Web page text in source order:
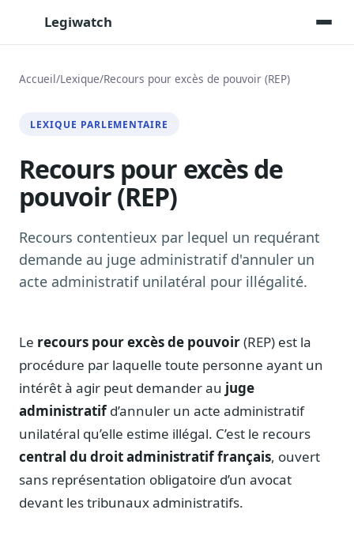
Legiwatch
Posez vos questions, réponses sourcées
Toutes les séances AN/Sénat transcrites
Synthèses IA
Veille des matinales radio
9 interviews politiques, analysées avant 10 h
Exports & livrables
Notes, briefings, tableaux de bord
Fiches parlementaires
Parcours, mandats, prises de position
Registre HATVP
Cartographier l'influence sur un dossier
Accueil/Lexique/Recours pour excès de pouvoir (REP)
LEXIQUE PARLEMENTAIRE
Recours pour excès de
pouvoir (REP)
Recours contentieux par lequel un requérant
demande au juge administratif d'annuler un
acte administratif unilatéral pour illégalité.
Le recours pour excès de pouvoir(REP) est la
procédure par laquelle toute personne ayant un
intérêt à agir peut demander au juge
administratifd’annuler un acte administratif
unilatéral qu’elle estime illégal. C’est le recours
central du droit administratif français, ouvert
sans représentation obligatoire d’un avocat
devant les tribunaux administratifs.